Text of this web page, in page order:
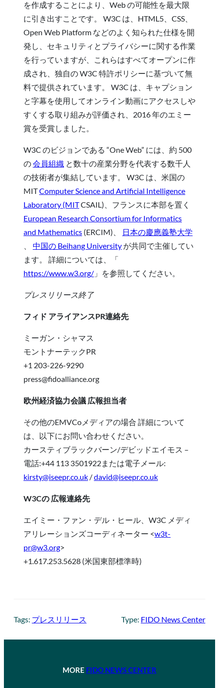
を作成することにより、Web の可能性を最大限
に引き出すことです。 W3C は、HTML5、CSS、
Open Web Platform などのよく知られた仕様を開
発し、セキュリティとプライバシーに関する作業
を行っていますが、これらはすべてオープンに作
成され、独自の W3C 特許ポリシーに基づいて無
料で提供されています。 W3C は、キャプション
と字幕を使用してオンライン動画にアクセスしや
すくする取り組みが評価され、2016 年のエミー
賞を受賞しました。
W3C のビジョンである “One Web” には、約 500
の会員組織 と数十の産業分野を代表する数千人
の技術者が集結しています。 W3C は、米国の
MITComputer Science and Artificial Intelligence
Laboratory (MITCSAIL)、フランスに本部を置く
European Research Consortium for Informatics
and Mathematics (ERCIM)、
日本の慶應義塾大学
中国の Beihang University が共同で主催してい
ます。 詳細については、「
https://www.w3.org/ 」を参照してください。
プレスリリース終了
フィド アライアンスPR連絡先
ミーガン・シャマス
モントナーテックPR
+1 203-226-9290
press@fidoalliance.org
欧州経済協力会議 広報担当者
その他のEMVCoメディアの場合 詳細について
は、以下にお問い合わせください。
カースティブラックバーン/デビッドエイモス –
電話:+44 113 3501922または電子メール:
kirsty@iseepr.co.uk /david@iseepr.co.uk
W3Cの 広報連絡先
エイミー・ファン・デル・ヒール、W3C メディ
アリレーションズコーディネーター <w3t-
pr@w3.org>
+1.617.253.5628 (米国東部標準時)
Tags: プレスリリース Type: FIDO News Center
MORE FIDO NEWS CENTER